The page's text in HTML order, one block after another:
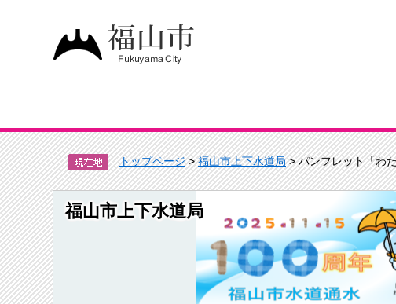
トップページ>福山市上下水道局> パンフレット「わ
福山市上下水道局